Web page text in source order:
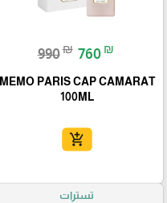
990₪ 760 ₪
MEMO PARIS CAP CAMARAT
100ML
add_shopping_cart
تسترات